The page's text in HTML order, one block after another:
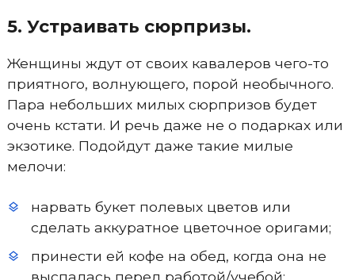
5. Устраивать сюрпризы.
Женщины ждут от своих кавалеров чего-то
приятного, волнующего, порой необычного.
Пара небольших милых сюрпризов будет
очень кстати. И речь даже не о подарках или
экзотике. Подойдут даже такие милые
мелочи:
нарвать букет полевых цветов или
сделать аккуратное цветочное оригами;
принести ей кофе на обед, когда она не
выспалась перед работой/учебой;